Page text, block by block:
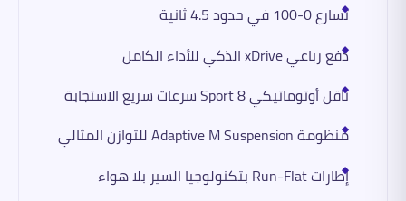
تسارع 0-100 في حدود 4.5 ثانية
دفع رباعي xDrive الذكي للأداء الكامل
ناقل أوتوماتيكي Sport 8 سرعات سريع الاستجابة
منظومة Adaptive M Suspension للتوازن المثالي
إطارات Run-Flat بتكنولوجيا السير بلا هواء